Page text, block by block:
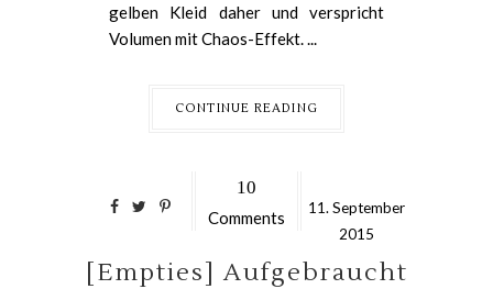
gelben Kleid daher und verspricht
Volumen mit Chaos-Effekt. ...
CONTINUE READING
10
Comments 11.September
2015
[Empties] Aufgebraucht